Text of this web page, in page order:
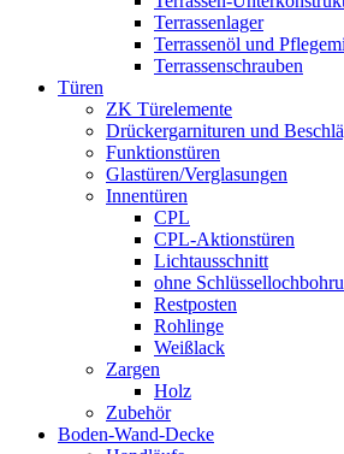
Terrassenlager
Terrassenöl und
Terrassenschrauben
Türen
ZK Türelemente
Drückergarnituren und
Funktionstüren
Glastüren/Verglasungen
Innentüren
CPL
CPL-Aktionstüren
Lichtausschnitt
ohne
Restposten
Rohlinge
Weißlack
Zargen
Holz
Zubehör
Boden-Wand-Decke